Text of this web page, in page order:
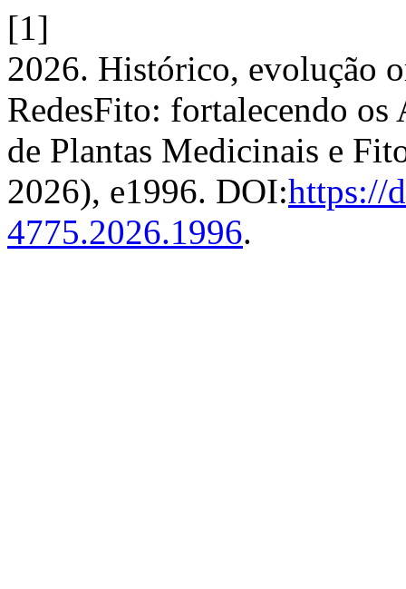
[1]
2026. Histórico, evolução
RedesFito: fortalecendo
de Plantas Medicinais e
2026), e1996. DOI:https://
4775.2026.1996.